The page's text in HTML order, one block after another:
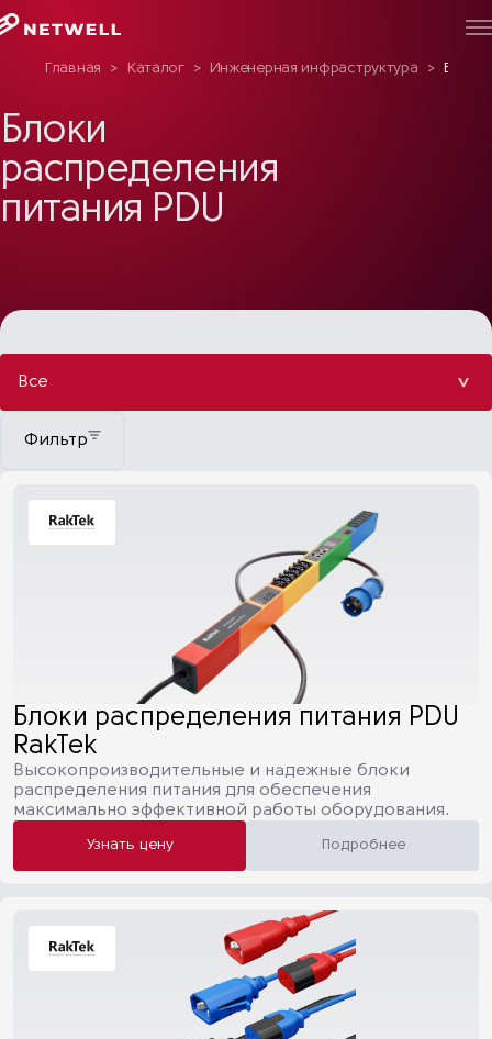
Главная > Каталог > Инженерная инфраструктура > Блоки
Блоки
распределения
питания PDU
Все
Фильтр
Блоки распределения питания PDU
RakTek
Высокопроизводительные и надежные блоки
распределения питания для обеспечения
максимально эффективной работы оборудования.
Узнать цену Подробнее